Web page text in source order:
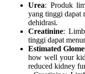
Urea: Produk
yang tinggi dapat
dehidrasi.
Creatinine:
tinggi dapat
Estimated
how well your
reduced kidney